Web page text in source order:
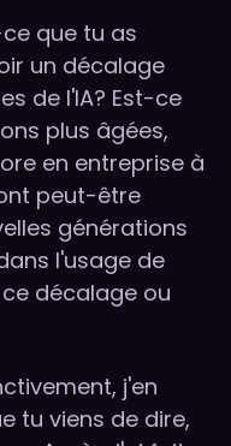
ce que tu as
un décalage
de l'IA? Est-ce
plus âgées,
en entreprise à
peut-être
générations
l'usage de
décalage ou
j'en
tu viens de dire,